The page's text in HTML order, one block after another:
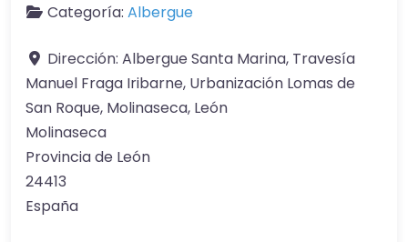
Categoría: Albergue
Dirección: Albergue Santa Marina, Travesía
Manuel Fraga Iribarne, Urbanización Lomas de
San Roque, Molinaseca, León
Molinaseca
Provincia de León
24413
España